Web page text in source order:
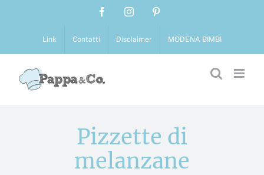
contenuto
FacebookInstagram
Link Contatti Disclaimer MODENA BIMBI
Pizzette di
melanzane